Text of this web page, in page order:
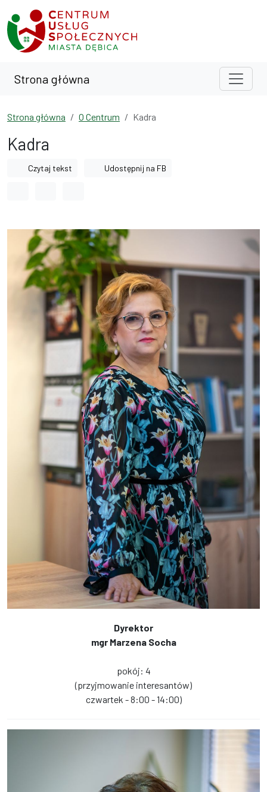
Przejdź do treści
Przejdź do wyszukiwarki
Strona główna
Strona główna O Centrum Kadra
Kadra
Czytaj tekst Udostępnij na FB
Dyrektor
mgr Marzena Socha
pokój: 4
(przyjmowanie interesantów)
czwartek - 8:00 - 14:00)